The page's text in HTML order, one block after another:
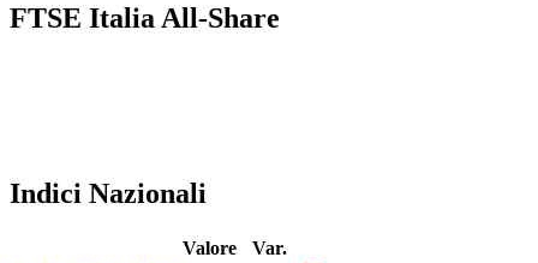
FTSE Italia All-Share
Indici Nazionali
Valore
Var.